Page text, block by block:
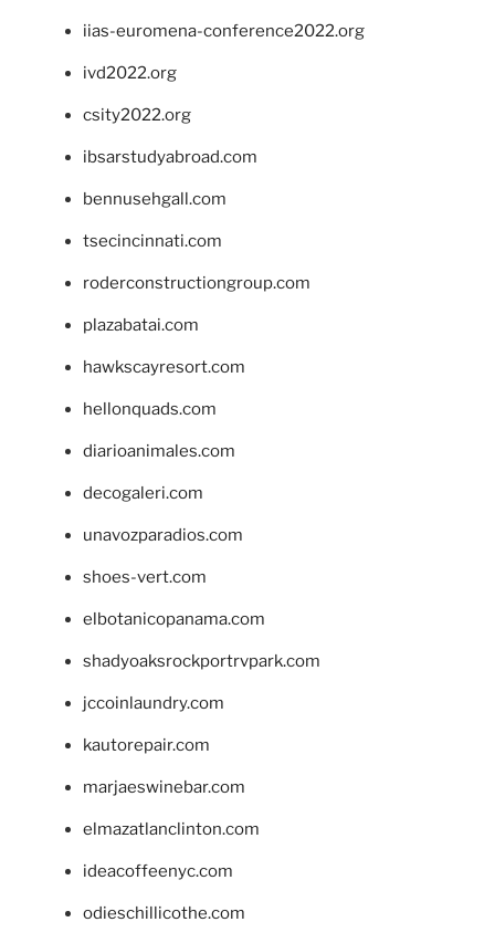
iias-euromena-conference2022.org
ivd2022.org
csity2022.org
ibsarstudyabroad.com
bennusehgall.com
tsecincinnati.com
roderconstructiongroup.com
plazabatai.com
hawkscayresort.com
hellonquads.com
diarioanimales.com
decogaleri.com
unavozparadios.com
shoes-vert.com
elbotanicopanama.com
shadyoaksrockportrvpark.com
jccoinlaundry.com
kautorepair.com
marjaeswinebar.com
elmazatlanclinton.com
ideacoffeenyc.com
odieschillicothe.com